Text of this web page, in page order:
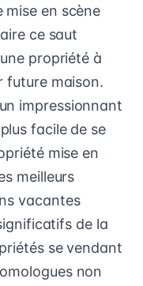
mise en scène
ce saut
propriété à
future maison.
impressionnant
facile de se
mise en
meilleurs
vacantes
de la
se vendant
non